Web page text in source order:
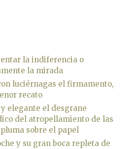
la indiferencia o
la mirada
luciérnagas el firmamento,
recato
elegante el desgrane
del atropellamiento de las
sobre el papel
y su gran boca repleta de